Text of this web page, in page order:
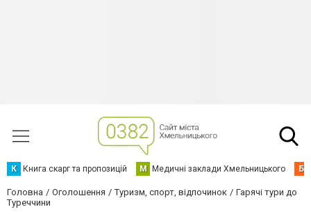
К Книга скарг та пропозицій М Медичні заклади Хмельницького Б
Головна Оголошення Туризм, спорт, відпочинок
Гарячі тури до
Туреччини